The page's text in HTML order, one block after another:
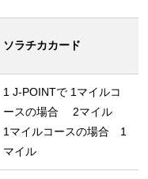
ソラチカカード
1 J-POINTで 1マイルコ
ースの場合 2マイル
1マイルコースの場合 1
マイル